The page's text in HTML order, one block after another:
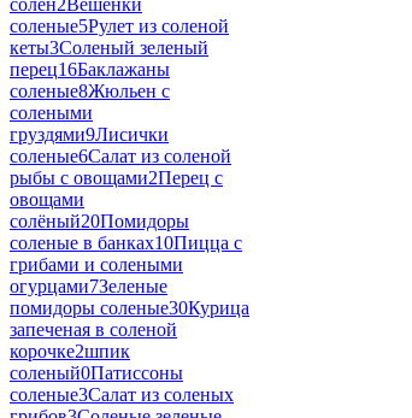
солен2Вешенки
соленые5Рулет из соленой
кеты3Соленый зеленый
перец16Баклажаны
соленые8Жюльен с
солеными
груздями9Лисички
соленые6Салат из соленой
рыбы с овощами2Перец с
овощами
солёный20Помидоры
соленые в банках10Пицца с
грибами и солеными
огурцами7Зеленые
помидоры соленые30Курица
запеченая в соленой
корочке2шпик
соленый0Патиссоны
соленые3Салат из соленых